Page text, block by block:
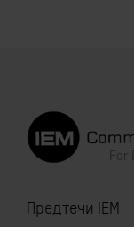
For
Предтечи IEM